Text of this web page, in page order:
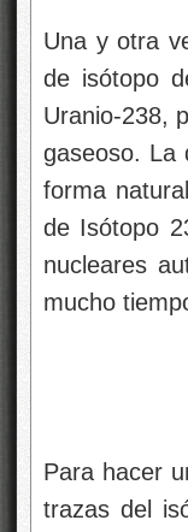
Una y otra
de isótopo
Uranio-238,
gaseoso. La
forma
de Isótopo
nucleares
mucho
Para hacer
trazas del